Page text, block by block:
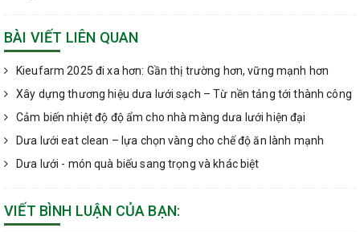
BÀI VIẾT LIÊN QUAN
Kieufarm 2025 đi xa hơn: Gần thị trường hơn, vững mạnh hơn
Xây dựng thương hiệu dưa lưới sạch – Từ nền tảng tới thành công
Cảm biến nhiệt độ độ ẩm cho nhà màng dưa lưới hiện đại
Dưa lưới eat clean – lựa chọn vàng cho chế độ ăn lành mạnh
Dưa lưới - món quà biếu sang trọng và khác biệt
VIẾT BÌNH LUẬN CỦA BẠN: